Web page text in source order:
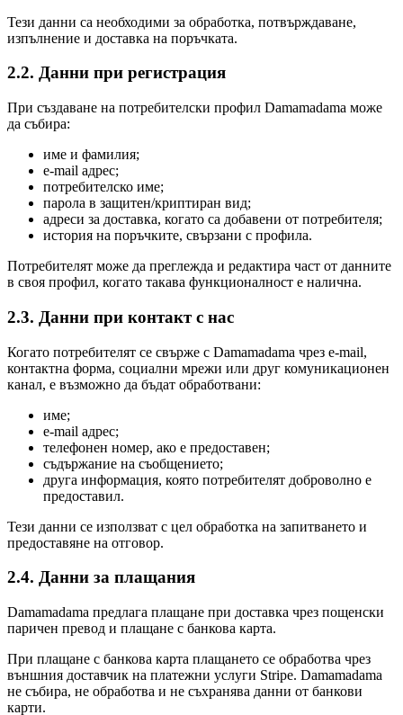
Тези данни са необходими за обработка, потвърждаване,
изпълнение и доставка на поръчката.
2.2. Данни при регистрация
При създаване на потребителски профил Damamadama може
да събира:
име и фамилия;
e-mail адрес;
потребителско име;
парола в защитен/криптиран вид;
адреси за доставка, когато са добавени от потребителя;
история на поръчките, свързани с профила.
Потребителят може да преглежда и редактира част от данните
в своя профил, когато такава функционалност е налична.
2.3. Данни при контакт с нас
Когато потребителят се свърже с Damamadama чрез e-mail,
контактна форма, социални мрежи или друг комуникационен
канал, е възможно да бъдат обработвани:
име;
e-mail адрес;
телефонен номер, ако е предоставен;
съдържание на съобщението;
друга информация, която потребителят доброволно е
предоставил.
Тези данни се използват с цел обработка на запитването и
предоставяне на отговор.
2.4. Данни за плащания
Damamadama предлага плащане при доставка чрез пощенски
паричен превод и плащане с банкова карта.
При плащане с банкова карта плащането се обработва чрез
външния доставчик на платежни услуги Stripe. Damamadama
не събира, не обработва и не съхранява данни от банкови
карти.